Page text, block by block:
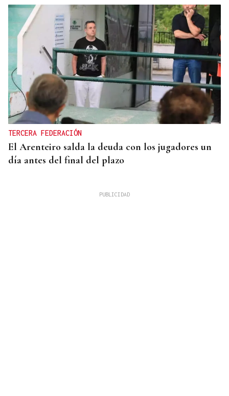
TERCERA FEDERACIÓN
El Arenteiro salda la deuda con los jugadores un
día antes del final del plazo